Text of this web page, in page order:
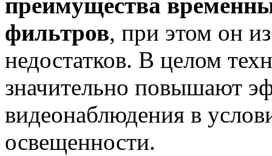
преимущества
фильтров, при этом он
недостатков. В целом
значительно повышают
видеонаблюдения в
освещенности.